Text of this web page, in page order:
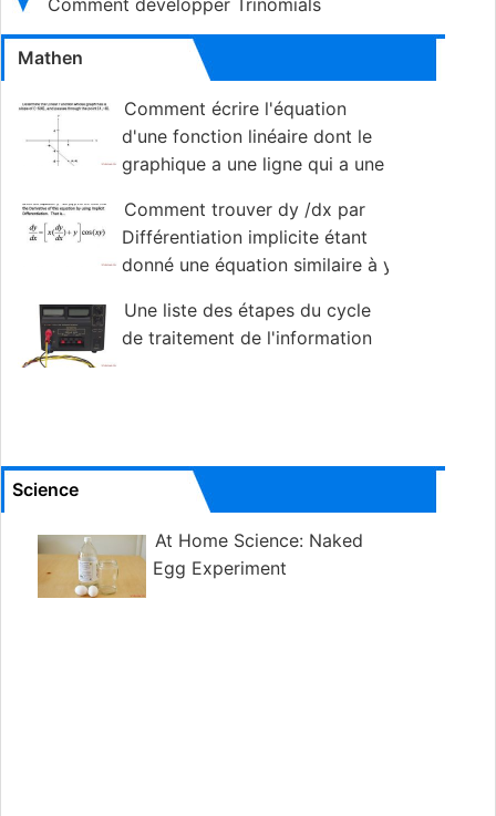
Comment développer Trinomials
Mathen
Comment écrire l'équation
d'une fonction linéaire dont le
graphique a une ligne qui a une
Comment trouver dy /dx par
Différentiation implicite étant
donné une équation similaire à y
Une liste des étapes du cycle
de traitement de l'information
Science
At Home Science: Naked
Egg Experiment